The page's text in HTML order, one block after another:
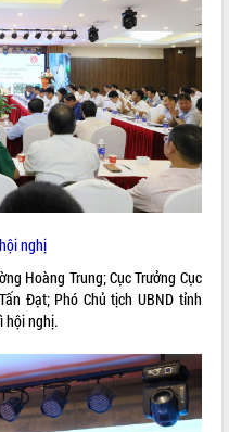
nghị
Hoàng Trung; Cục Trưởng Cục
Đạt; Phó Chủ tịch UBND tỉnh
hội nghị.